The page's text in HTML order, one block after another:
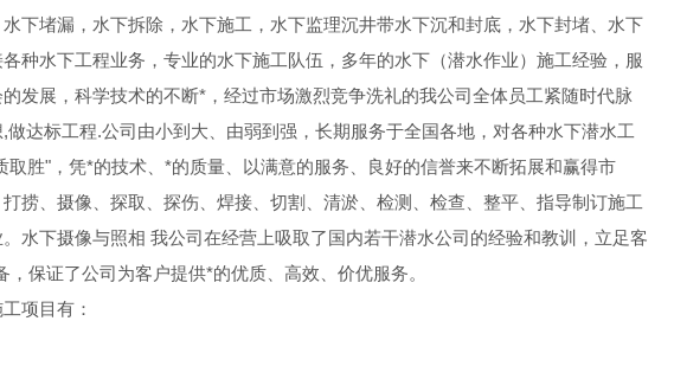
下堵漏，水下拆除，水下施工，水下监理沉井带水下沉和封底，水下封堵、水下
种水下工程业务，专业的水下施工队伍，多年的水下（潜水作业）施工经验，服
发展，科学技术的不断*，经过市场激烈竞争洗礼的我公司全体员工紧随时代脉
达标工程.公司由小到大、由弱到强，长期服务于全国各地，对各种水下潜水工
胜"，凭*的技术、*的质量、以满意的服务、良好的信誉来不断拓展和赢得市
捞、摄像、探取、探伤、焊接、切割、清淤、检测、检查、整平、指导制订施工
水下摄像与照相 我公司在经营上吸取了国内若干潜水公司的经验和教训，立足客
保证了公司为客户提供*的优质、高效、价优服务。
项目有：